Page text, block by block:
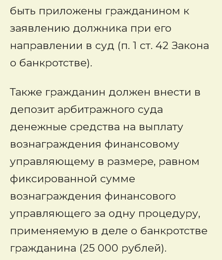
быть приложены гражданином к
заявлению должника при его
направлении в суд (п. 1 ст. 42 Закона
о банкротстве).
Также гражданин должен внести в
депозит арбитражного суда
денежные средства на выплату
вознаграждения финансовому
управляющему в размере, равном
фиксированной сумме
вознаграждения финансового
управляющего за одну процедуру,
применяемую в деле о банкротстве
гражданина (25 000 рублей).